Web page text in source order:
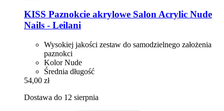
KISS Paznokcie akrylowe Salon Acrylic Nude
Nails -​ Leilani
Wysokiej jakości zestaw do samodzielnego założenia
paznokci
Kolor Nude
Średnia długość
54,00 zł
Dostawa do 12 sierpnia